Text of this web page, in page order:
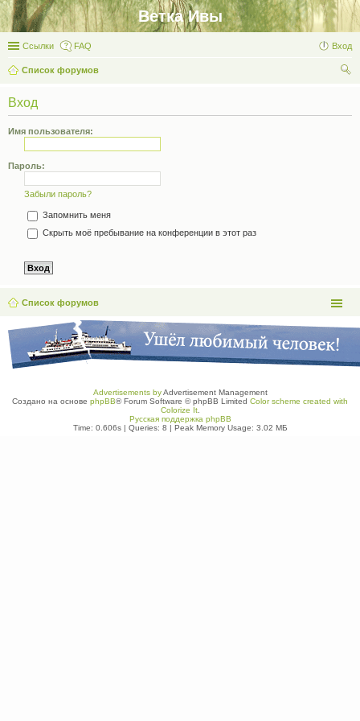
Ветка Ивы
Ссылки FAQ Вход
Список форумов
Вход
Имя пользователя:
Пароль:
Забыли пароль?
Запомнить меня
Скрыть моё пребывание на конференции в этот раз
Список форумов
Advertisements byAdvertisement Management
Создано на основе phpBB® Forum Software © phpBB Limited Color scheme created with
Colorize It.
Русская поддержка phpBB
Time: 0.606s| Queries: 8 | Peak Memory Usage: 3.02 МБ